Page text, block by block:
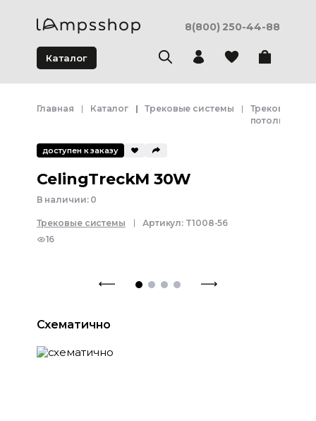
8(800) 250-44-88
Каталог
Главная Каталог Трековые системы
Трековая
потолка
доступен к заказу
CelingTreckM 30W
В наличии: 0
Трековые системы Артикул: T1008-56
16
Схематично